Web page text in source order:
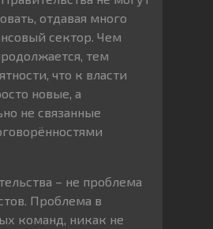
отдавая много
сектор. Чем
тем
что к власти
новые, а
не связанные
– не проблема
Проблема в
команд, никак не